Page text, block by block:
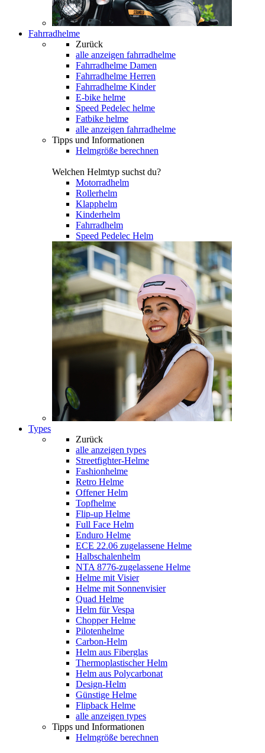
Fahrradhelme
Zurück
alle anzeigen fahrradhelme
Fahrradhelme Damen
Fahrradhelme Herren
Fahrradhelme Kinder
E-bike helme
Speed Pedelec helme
Fatbike helme
alle anzeigen fahrradhelme
Tipps und Informationen
Helmgröße berechnen
Welchen Helmtyp suchst du?
Motorradhelm
Rollerhelm
Klapphelm
Kinderhelm
Fahrradhelm
Speed Pedelec Helm
Types
Zurück
alle anzeigen types
Streetfighter-Helme
Fashionhelme
Retro Helme
Offener Helm
Topfhelme
Flip-up Helme
Full Face Helm
Enduro Helme
ECE 22.06 zugelassene Helme
Halbschalenhelm
NTA 8776-zugelassene Helme
Helme mit Visier
Helme mit Sonnenvisier
Quad Helme
Helm für Vespa
Chopper Helme
Pilotenhelme
Carbon-Helm
Helm aus Fiberglas
Thermoplastischer Helm
Helm aus Polycarbonat
Design-Helm
Günstige Helme
Flipback Helme
alle anzeigen types
Tipps und Informationen
Helmgröße berechnen